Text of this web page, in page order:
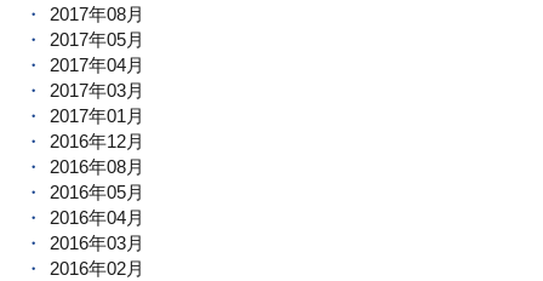
2017年08月
2017年05月
2017年04月
2017年03月
2017年01月
2016年12月
2016年08月
2016年05月
2016年04月
2016年03月
2016年02月